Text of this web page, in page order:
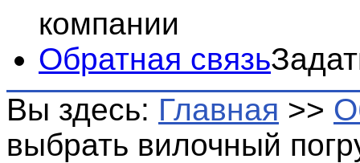
компании
Обратная связь
Вы здесь: Главная >>
выбрать вилочный